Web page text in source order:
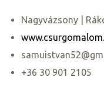
Nagyvázsony |
+36 30 901 2105